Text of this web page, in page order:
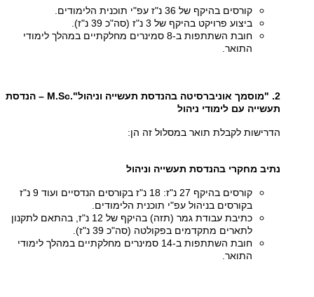
קורסים בהיקף של 36 נ"ז עפ"י תוכנית הלימודים.
ביצוע פרויקט בהיקף של 3 נ"ז (סה"כ 39 נ"ז).
חובת השתתפות ב-8 סמינרים מחלקתיים במהלך לימודי
התואר.
2. "מוסמך אוניברסיטה בהנדסת תעשייה וניהול". M.Sc – הנדסת
תעשייה עם לימודי ניהול
הדרישות לקבלת תואר במסלול זה הן:
נתיב מחקרי בהנדסת תעשייה וניהול
קורסים בהיקף 27 נ"ז: 18 נ"ז בקורסים הנדסיים ועוד 9 נ"ז
בקורסים בניהול עפ"י תוכנית הלימודים.
כתיבת עבודת גמר (תזה) בהיקף של 12 נ"ז, בהתאם לתקנון
לתארים מתקדמים בפקולטה (סה"כ 39 נ"ז).
חובת השתתפות ב-14 סמינרים מחלקתיים במהלך לימודי
התואר.